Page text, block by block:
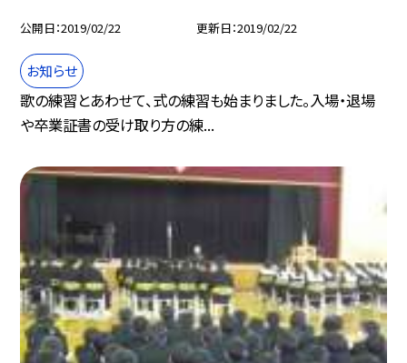
公開日 2019/02/22 更新日 2019/02/22
お知らせ
歌の練習とあわせて、式の練習も始まりました。入場・退場
や卒業証書の受け取り方の練...